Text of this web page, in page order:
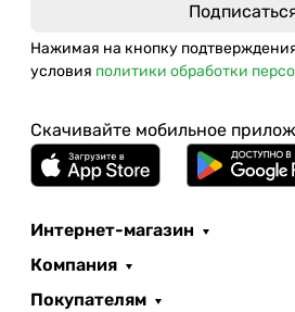
Нажимая на кнопку
условия политики обработки
Скачивайте мобильное
Интернет-магазин
Компания
Покупателям